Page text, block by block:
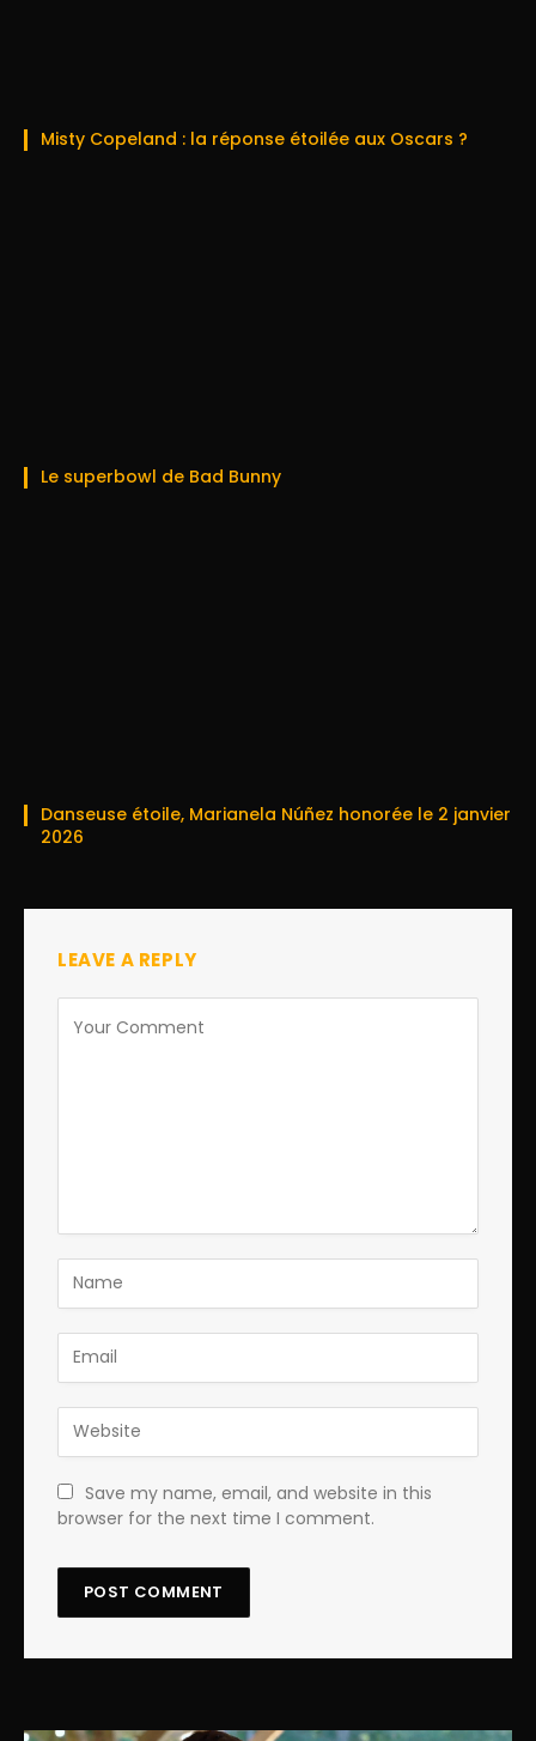
Misty Copeland : la réponse étoilée aux Oscars ?
Le superbowl de Bad Bunny
Danseuse étoile, Marianela Núñez honorée le 2 janvier
2026
LEAVE A REPLY
Save my name, email, and website in this
browser for the next time I comment.